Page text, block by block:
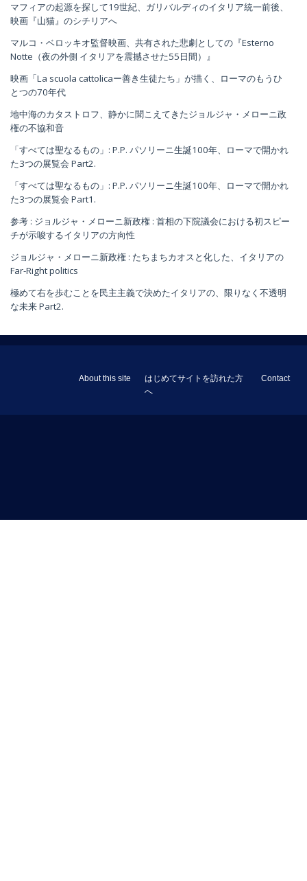
マフィアの起源を探して19世紀、ガリバルディのイタリア統一前後、
映画『山猫』のシチリアへ
マルコ・ベロッキオ監督映画、共有された悲劇としての『Esterno
Notte（夜の外側 イタリアを震撼させた55日間）』
映画「La scuola cattolicaー善き生徒たち」が描く、ローマのもうひ
とつの70年代
地中海のカタストロフ、静かに聞こえてきたジョルジャ・メローニ政
権の不協和音
「すべては聖なるもの」: P.P. パソリーニ生誕100年、ローマで開かれ
た3つの展覧会 Part2.
「すべては聖なるもの」: P.P. パソリーニ生誕100年、ローマで開かれ
た3つの展覧会 Part1.
参考 : ジョルジャ・メローニ新政権 : 首相の下院議会における初スピー
チが示唆するイタリアの方向性
ジョルジャ・メローニ新政権 : たちまちカオスと化した、イタリアの
Far-Right politics
極めて右を歩むことを民主主義で決めたイタリアの、限りなく不透明
な未来 Part2.
About this site
はじめてサイトを訪れた方
へ
Contact